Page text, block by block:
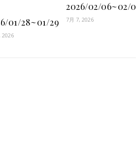
01/28~01/29
2026
2026/02/06~02/08
7月 7, 2026